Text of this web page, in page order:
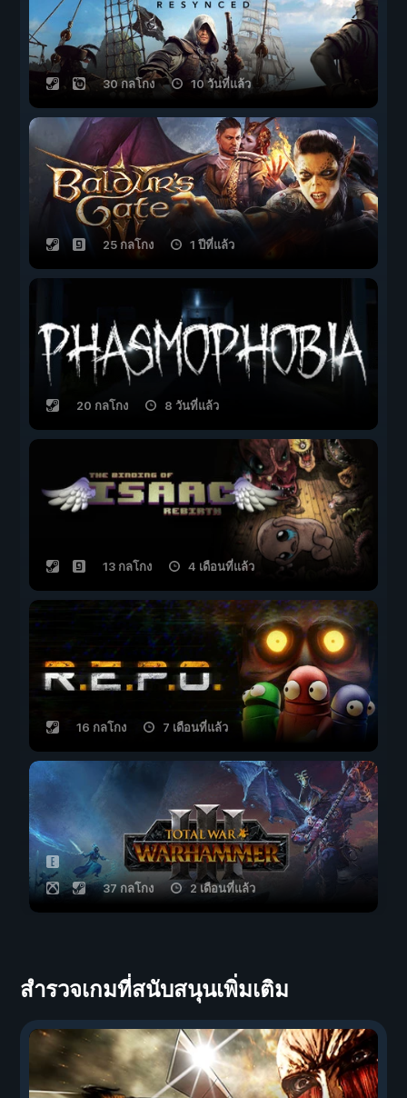
30 กลโกง 10 วันที่แล้ว
25 กลโกง 1 ปีที่แล้ว
20 กลโกง 8 วันที่แล้ว
13 กลโกง 4 เดือนที่แล้ว
16 กลโกง 7 เดือนที่แล้ว
37 กลโกง 2 เดือนที่แล้ว
สำรวจเกมที่สนับสนุนเพิ่มเติม